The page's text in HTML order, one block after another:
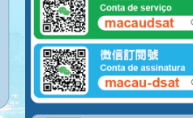
行車時請緊握扶手。
請向將抵站巴士揚
手，示意登車。
請排隊上車。 請勿將
腳踏到對面座位上。